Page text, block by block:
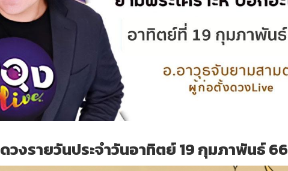
ดวงรายวันประจำวันอาทิตย์ 19 กุมภาพันธ์ 66